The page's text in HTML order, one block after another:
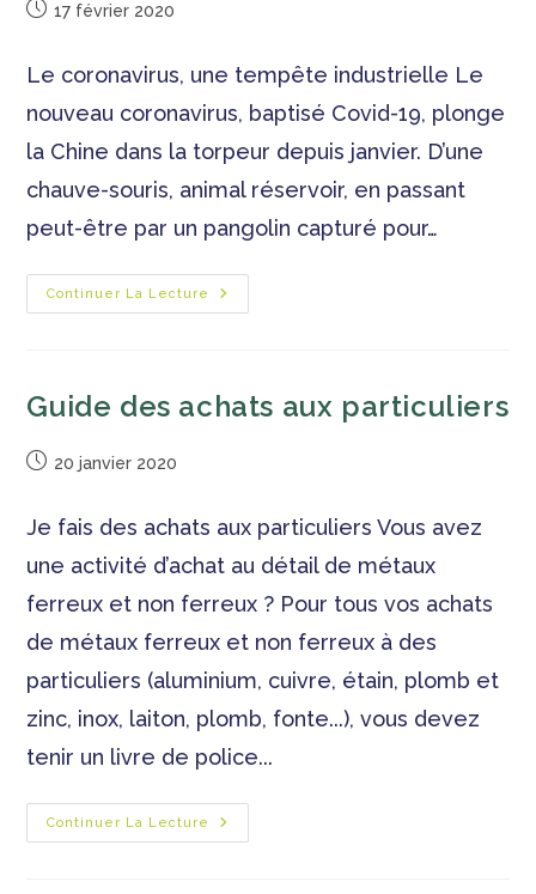
17 février 2020
Le coronavirus, une tempête industrielle Le
nouveau coronavirus, baptisé Covid-19, plonge
la Chine dans la torpeur depuis janvier. D’une
chauve-souris, animal réservoir, en passant
peut-être par un pangolin capturé pour…
Continuer La Lecture
Guide des achats aux particuliers
20 janvier 2020
Je fais des achats aux particuliers Vous avez
une activité d’achat au détail de métaux
ferreux et non ferreux ? Pour tous vos achats
de métaux ferreux et non ferreux à des
particuliers (aluminium, cuivre, étain, plomb et
zinc, inox, laiton, plomb, fonte...), vous devez
tenir un livre de police...
Continuer La Lecture